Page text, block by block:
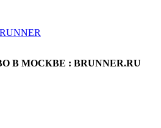
В МОСКВЕ : BRUNNER.RU